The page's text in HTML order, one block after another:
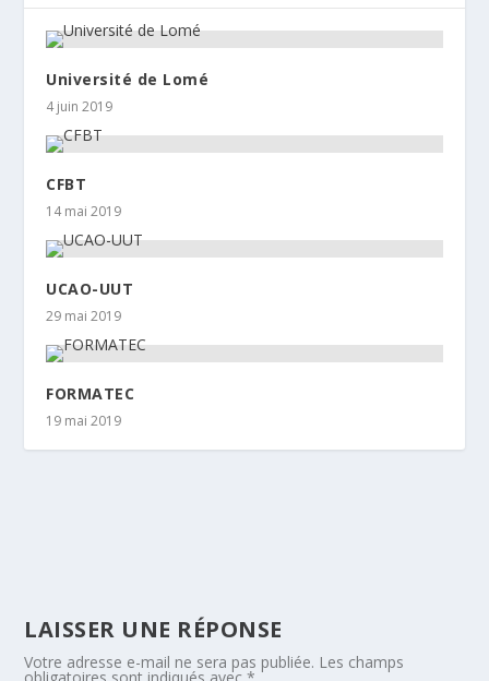
Université de Lomé
4 juin 2019
CFBT
14 mai 2019
UCAO-UUT
29 mai 2019
FORMATEC
19 mai 2019
LAISSER UNE RÉPONSE
Votre adresse e-mail ne sera pas publiée. Les champs